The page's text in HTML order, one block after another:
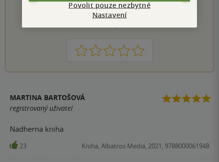
PŘIDEJTE SVÉ HODNOCENÍ KNIHY
1 2 3 4 5
MARTINA BARTOŠOVÁ
registrovaný uživatel
Nadherna kniha
23 Kniha, Albatros Media, 2021, 9788000061948
Povolit pouze nezbytné
Nastavení